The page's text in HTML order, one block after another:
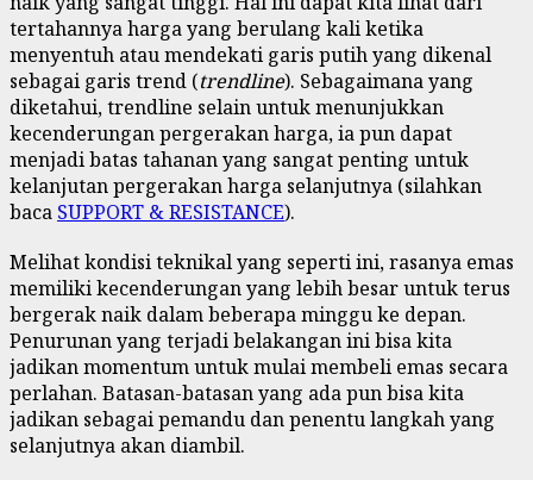
tertahannya harga yang berulang kali ketika
menyentuh atau mendekati garis putih yang dikenal
sebagai garis trend (trendline). Sebagaimana yang
diketahui, trendline selain untuk menunjukkan
kecenderungan pergerakan harga, ia pun dapat
menjadi batas tahanan yang sangat penting untuk
kelanjutan pergerakan harga selanjutnya (silahkan
baca SUPPORT & RESISTANCE).
Melihat kondisi teknikal yang seperti ini, rasanya emas
memiliki kecenderungan yang lebih besar untuk terus
bergerak naik dalam beberapa minggu ke depan.
Penurunan yang terjadi belakangan ini bisa kita
jadikan momentum untuk mulai membeli emas secara
perlahan. Batasan-batasan yang ada pun bisa kita
jadikan sebagai pemandu dan penentu langkah yang
selanjutnya akan diambil.